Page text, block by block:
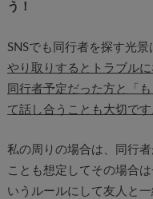
う！
SNSでも同行者を探す光景
やり取りするとトラブル
同行者予定だった方と「
て話し合うことも大切です
私の周りの場合は、同行
ことも想定してその場合
いうルールにして友人と